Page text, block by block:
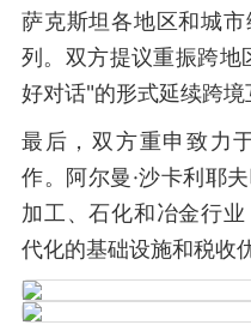
萨克斯坦各地区和城
列。双方提议重振跨地
好对话"的形式延续跨境
最后，双方重申致力
作。阿尔曼·沙卡利耶
加工、石化和冶金行
代化的基础设施和税收